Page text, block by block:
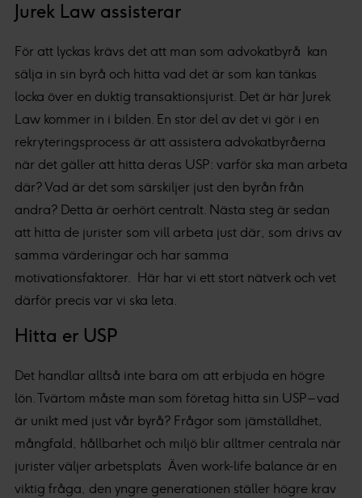
Jurek Law assisterar
För att lyckas krävs det att man som advokatbyrå kan
sälja in sin byrå och hitta vad det är som kan tänkas
locka över en duktig transaktionsjurist. Det är här Jurek
Law kommer in i bilden. En stor del av det vi gör i en
rekryteringsprocess är att assistera advokatbyråerna
när det gäller att hitta deras USP: varför ska man arbeta
där? Vad är det som särskiljer just den byrån från
andra? Detta är oerhört centralt. Nästa steg är sedan
att hitta de jurister som vill arbeta just där, som drivs av
samma värderingar och har samma
motivationsfaktorer. Här har vi ett stort nätverk och vet
därför precis var vi ska leta.
Hitta er USP
Det handlar alltså inte bara om att erbjuda en högre
lön. Tvärtom måste man som företag hitta sin USP – vad
är unikt med just vår byrå? Frågor som jämställdhet,
mångfald, hållbarhet och miljö blir alltmer centrala när
jurister väljer arbetsplats Även work-life balance är en
viktig fråga, den yngre generationen ställer högre krav